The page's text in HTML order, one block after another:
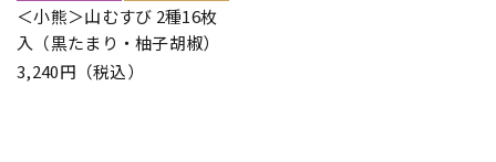
＜小熊＞山むすび 2種16枚
入（黒たまり・柚子胡椒）
3,240円（税込）